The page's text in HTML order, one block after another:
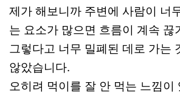
제가 해보니까 주변에 사람이 너
는 요소가 많으면 흐름이 계속 끊
그렇다고 너무 밀폐된 데로 가는
않았습니다.
오히려 먹이를 잘 안 먹는 느낌이